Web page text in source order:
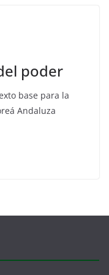
poder
base para la
Andaluza